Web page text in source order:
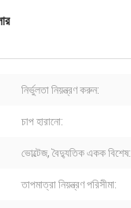
নির্ভুলতা নিয়ন্ত্রণ করুন:
চাপ হারানো:
ভোল্টেজ, বৈদ্যুতিক একক বিশেষ:
তাপমাত্রা নিয়ন্ত্রণ পরিসীমা: